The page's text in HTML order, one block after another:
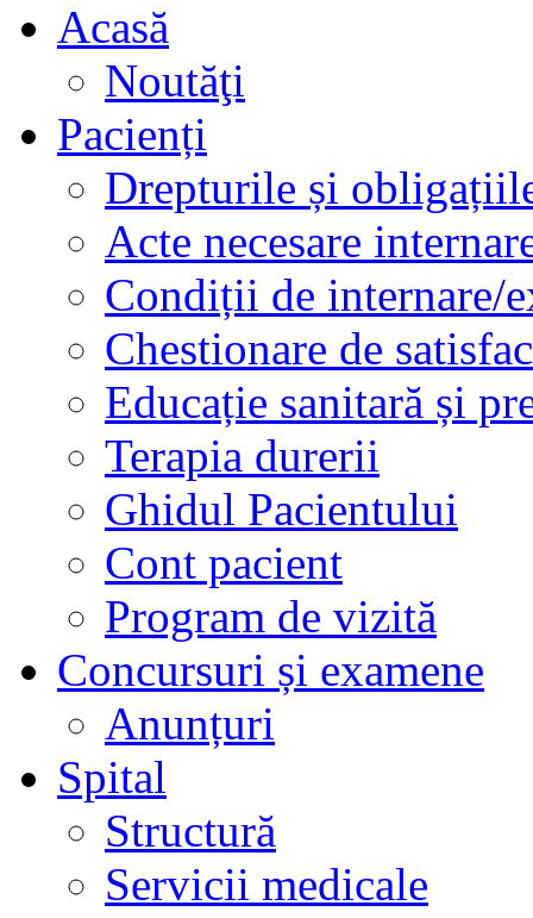
Acasă
Noutăţi
Pacienți
Drepturile și
Acte necesare
Condiții de internare/
Chestionare de
Educație sanitară și
Terapia durerii
Ghidul Pacientului
Cont pacient
Program de vizită
Concursuri și examene
Anunțuri
Spital
Structură
Servicii medicale